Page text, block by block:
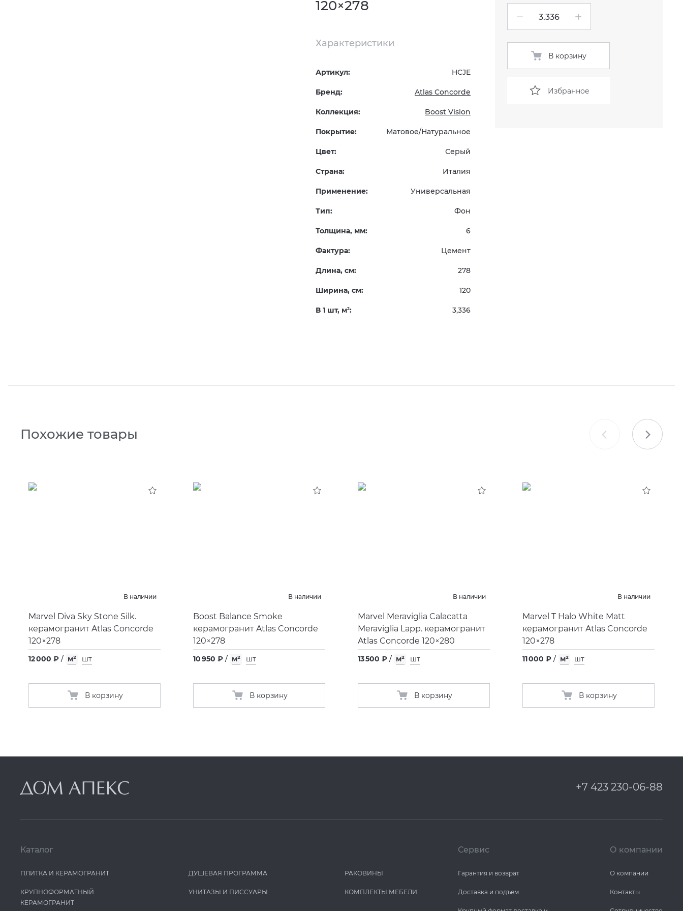
120×278
Характеристики
Артикул: HCJE
Бренд: Atlas Concorde
Коллекция: Boost Vision
Покрытие: Матовое/Натуральное
Цвет: Серый
Страна: Италия
Применение: Универсальная
Тип: Фон
Толщина, мм: 6
Фактура: Цемент
Длина, см: 278
Ширина, см: 120
В 1 шт, м2: 3,336
В корзину
Избранное
Похожие товары
В наличии
Marvel Diva Sky Stone Silk.
керамогранит Atlas Concorde
120×278
12 000 ₽ / м² шт
В корзину
В наличии
Boost Balance Smoke
керамогранит Atlas Concorde
120×278
10 950 ₽ / м² шт
В корзину
В наличии
Marvel Meraviglia Calacatta
Meraviglia Lapp. керамогранит
Atlas Concorde 120×280
13 500 ₽ / м² шт
В корзину
В наличии
Marvel T Halo White Matt
керамогранит Atlas Concorde
120×278
11 000 ₽ / м² шт
В корзину
+7 423 230-06-88
Каталог
ПЛИТКА И КЕРАМОГРАНИТ
КРУПНОФОРМАТНЫЙ
КЕРАМОГРАНИТ
ДУШЕВАЯ ПРОГРАММА
УНИТАЗЫ И ПИCCУАРЫ
РАКОВИНЫ
КОМПЛЕКТЫ МЕБЕЛИ
Сервис
Гарантия и возврат
Доставка и подъем
О компании
О компании
Контакты